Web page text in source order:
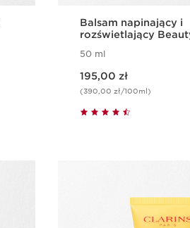
Balsam napinający i
rozświetlający
50 ml
195,00 zł
(390,00 zł/100ml)